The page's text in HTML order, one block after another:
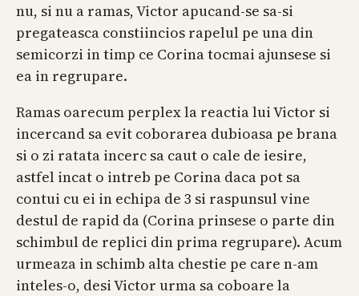
nu, si nu a ramas, Victor apucand-se sa-si
pregateasca constiincios rapelul pe una din
semicorzi in timp ce Corina tocmai ajunsese si
ea in regrupare.
Ramas oarecum perplex la reactia lui Victor si
incercand sa evit coborarea dubioasa pe brana
si o zi ratata incerc sa caut o cale de iesire,
astfel incat o intreb pe Corina daca pot sa
contui cu ei in echipa de 3 si raspunsul vine
destul de rapid da (Corina prinsese o parte din
schimbul de replici din prima regrupare). Acum
urmeaza in schimb alta chestie pe care n-am
inteles-o, desi Victor urma sa coboare la